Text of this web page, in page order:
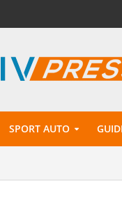
SPORT AUTO